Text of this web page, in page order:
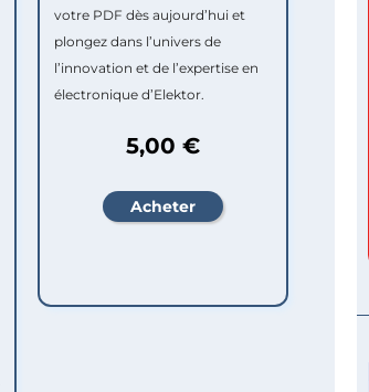
votre PDF dès aujourd’hui et
plongez dans l’univers de
l’innovation et de l’expertise en
électronique d’Elektor.
5,00 €